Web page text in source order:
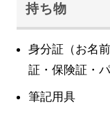
持ち物
身分証（お名
証・保険証・
筆記用具